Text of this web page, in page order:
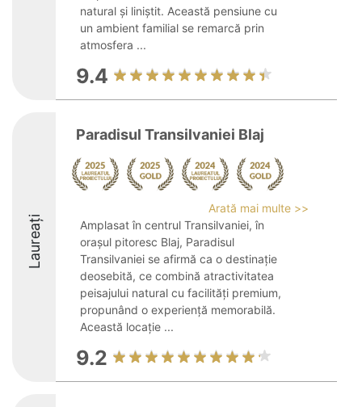
natural și liniștit. Această pensiune cu
un ambient familial se remarcă prin
atmosfera ...
9.4
Laureați
Paradisul Transilvaniei Blaj
Arată mai multe >>
Amplasat în centrul Transilvaniei, în
orașul pitoresc Blaj, Paradisul
Transilvaniei se afirmă ca o destinație
deosebită, ce combină atractivitatea
peisajului natural cu facilități premium,
propunând o experiență memorabilă.
Această locație ...
9.2